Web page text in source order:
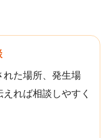
れた場所、発生場
れば相談しやすく